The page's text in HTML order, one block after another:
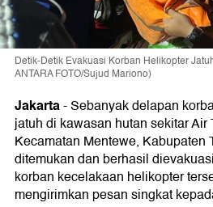
Detik-Detik Evakuasi Korban Helikopter
ANTARA FOTO/Sujud Mariono)
Jakarta-Sebanyak delapan
jatuh di kawasan hutan sekitar Air
Kecamatan Mentewe, Kabupaten
ditemukan dan berhasil
korban kecelakaan helikopter
mengirimkan pesan singkat